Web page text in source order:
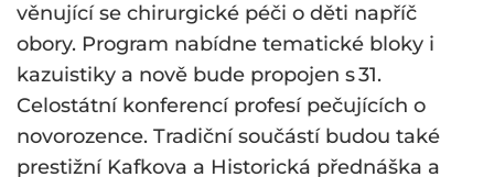
věnující se chirurgické péči o děti napříč
obory. Program nabídne tematické bloky i
kazuistiky a nově bude propojen s 31.
Celostátní konferencí profesí pečujících o
novorozence. Tradiční součástí budou také
prestižní Kafkova a Historická přednáška a